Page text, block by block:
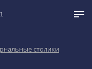
столики